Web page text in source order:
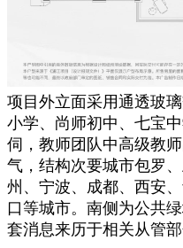
项目外立面采用通透玻
小学、尚师初中、七宝
伺，教师团队中高级教
气，结构次要城市包罗
州、宁波、成都、西安
口等城市。南侧为公共
套消息来历于相关从管部